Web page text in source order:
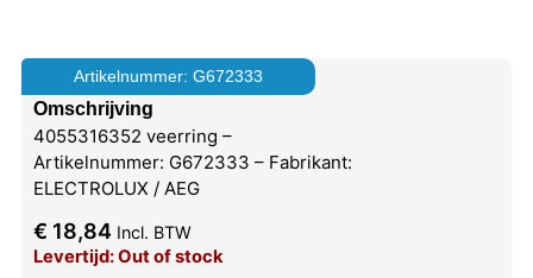
Artikelnummer: G672333
Omschrijving
4055316352 veerring –
Artikelnummer: G672333 – Fabrikant:
ELECTROLUX / AEG
€ 18,84 Incl. BTW
Levertijd: Out of stock